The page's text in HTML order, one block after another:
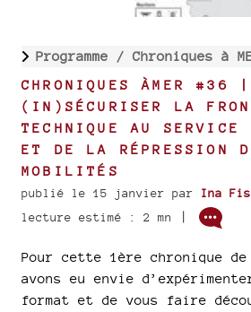
Programme / Chroniques à
CHRONIQUES ÀMER #36 |
(IN)SÉCURISER LA
TECHNIQUE AU SERVICE
ET DE LA RÉPRESSION
MOBILITÉS
publié le 15 janvier par Ina
lecture estimé : 2 mn
|
Pour cette 1ère chronique de
avons eu envie
format et de vous faire